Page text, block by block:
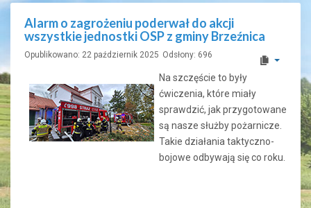
Alarm o zagrożeniu poderwał do akcji
wszystkie jednostki OSP z gminy Brzeźnica
Opublikowano: 22 październik 2025 Odsłony: 696
Na szczęście to były
ćwiczenia, które miały
sprawdzić, jak przygotowane
są nasze służby pożarnicze.
Takie działania taktyczno-
bojowe odbywają się co roku.